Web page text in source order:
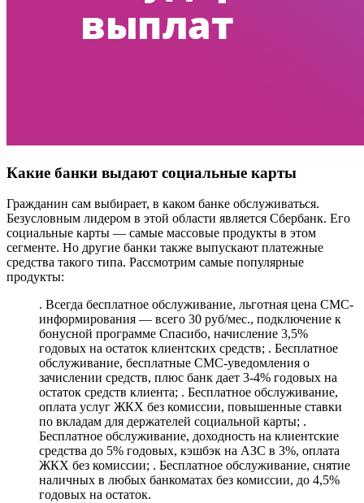
Какие банки выдают социальные карты
Гражданин сам выбирает, в каком банке обслуживаться.
Безусловным лидером в этой области является Сбербанк. Его
социальные карты — самые массовые продукты в этом
сегменте. Но другие банки также выпускают платежные
средства такого типа. Рассмотрим самые популярные
продукты:
. Всегда бесплатное обслуживание, льготная цена СМС-
информирования — всего 30 руб/мес., подключение к
бонусной программе Спасибо, начисление 3,5%
годовых на остаток клиентских средств; . Бесплатное
обслуживание, бесплатные СМС-уведомления о
зачислении средств, плюс банк дает 3-4% годовых на
остаток средств клиента; . Бесплатное обслуживание,
оплата услуг ЖКХ без комиссии, повышенные ставки
по вкладам для держателей социальной карты; .
Бесплатное обслуживание, доходность на клиентские
средства до 5% годовых, кэшбэк на АЗС в 3%, оплата
ЖКХ без комиссии; . Бесплатное обслуживание, снятие
наличных в любых банкоматах без комиссии, до 4,5%
годовых на остаток.